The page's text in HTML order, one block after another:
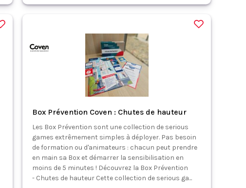
Box Prévention Coven : Chutes de hauteur
Les Box Prévention sont une collection de serious
games extrêmement simples à déployer. Pas besoin
de formation ou d'animateurs : chacun peut prendre
en main sa Box et démarrer la sensibilisation en
moins de 5 minutes ! Découvrez la Box Prévention
- Chutes de hauteur Cette collection de serious ga...